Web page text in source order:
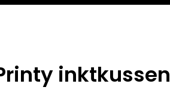
inktkussen